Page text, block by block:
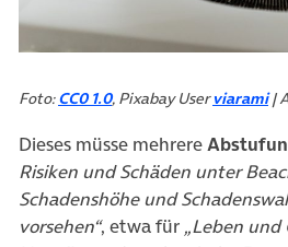
Foto:CC0 1.0, Pixabay Userviarami|
Dieses müsse mehrere
Risiken und Schäden unter
Schadenshöhe und
vorsehen“, etwa für „Leben